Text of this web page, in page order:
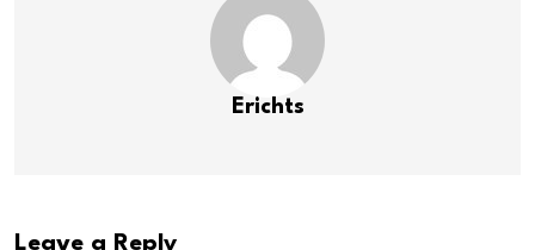
Erichts
Leave a Reply